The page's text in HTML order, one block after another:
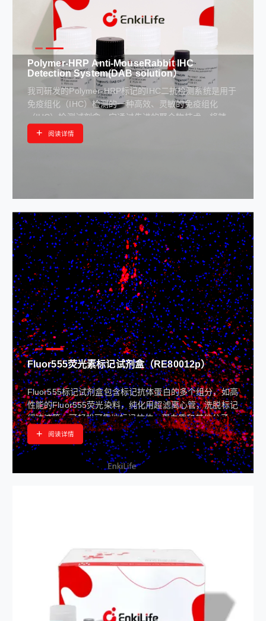
Polymer-HRP Anti-MouseRabbit IHC
Detection System(DAB solution）
我司研发的Polymer-HRP标记的IHC二抗检测系统是用于
免疫组化（IHC）检测的一种高效、灵敏的免疫组化
（IHC）检测试剂盒。它通过先进的聚合物技术，将辣根
过氧化物酶（HRP）与特异性抗体结合，形成稳定的聚合
物复合物，显著提高了检测的灵敏度和特异性，适用于多
+ 阅读详情
Fluor555荧光素标记试剂盒（RE80012p）
Fluor555标记试剂盒包含标记抗体蛋白的多个组分，如高
性能的Fluor555荧光染料，纯化用超滤离心管，洗脱标记
缓冲液等，可轻松可靠地标记抗体、蛋白质和其他分子，
以便用作荧光探针
+ 阅读详情